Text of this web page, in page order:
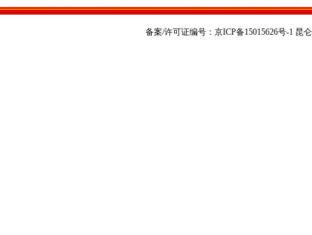
备案/许可证编号：京ICP备15015626号-1 昆